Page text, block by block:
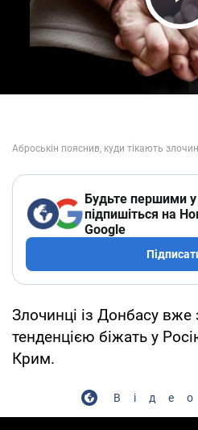
Будьте першими у
підпишіться на
Google
Злочинці із Донбасу
тенденцією біжать у
Крим.